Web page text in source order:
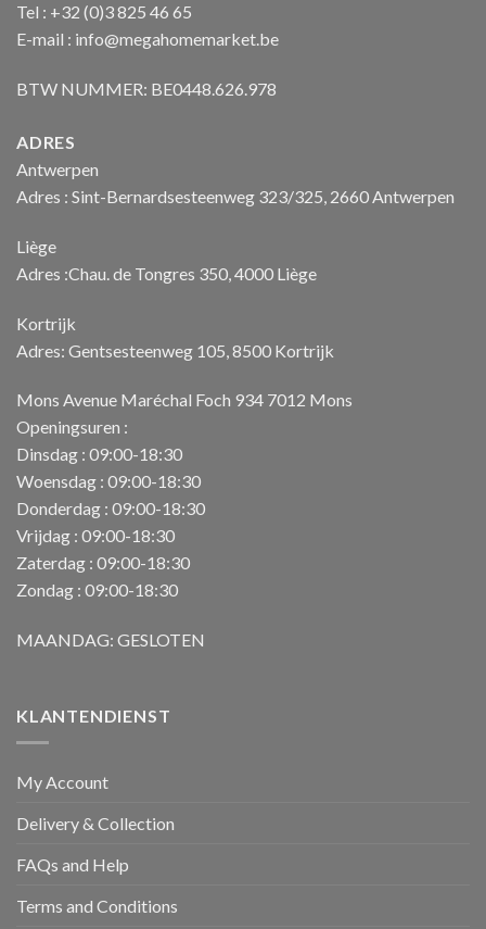
Tel : +32 (0)3 825 46 65
E-mail : info@megahomemarket.be
BTW NUMMER: BE0448.626.978
ADRES
Antwerpen
Adres : Sint-Bernardsesteenweg 323/325, 2660 Antwerpen
Liège
Adres :Chau. de Tongres 350, 4000 Liège
Kortrijk
Adres: Gentsesteenweg 105, 8500 Kortrijk
Mons Avenue Maréchal Foch 934 7012 Mons
Openingsuren :
Dinsdag : 09:00-18:30
Woensdag : 09:00-18:30
Donderdag : 09:00-18:30
Vrijdag : 09:00-18:30
Zaterdag : 09:00-18:30
Zondag : 09:00-18:30
MAANDAG: GESLOTEN
KLANTENDIENST
My Account
Delivery & Collection
FAQs and Help
Terms and Conditions